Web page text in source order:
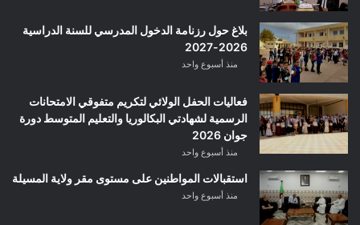
بلاغ حول رزنامة الدخول المدرسي للسنة الدراسية
2026-2027
منذ أسبوع واحد
فعاليات الحفل الولائي لتكريم متفوقي الامتحانات
الرسمية لشهادتي البكالوريا والتعليم المتوسط دورة
جوان 2026
منذ أسبوع واحد
استقبالات المواطنين على مستوى مقر ولاية المسيلة
منذ أسبوع واحد